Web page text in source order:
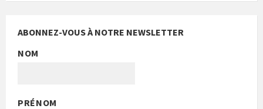
ABONNEZ-VOUS À NOTRE NEWSLETTER
NOM
PRÉNOM